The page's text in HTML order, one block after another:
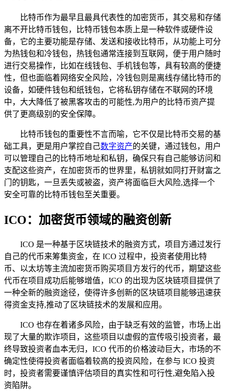
比特币作为最早且最具代表性的加密货币，其交易和存储
离不开比特币钱包，比特币钱包本质上是一种软件或硬件设
备，它的主要功能是存储、发送和接收比特币，从功能上可分
为热钱包和冷钱包，热钱包通常连接到互联网，便于用户随时
进行交易操作，比如在线钱包、手机钱包等，具有较高的便捷
性，但也面临着网络安全风险，冷钱包则是离线存储比特币的
设备，如硬件钱包和纸钱包，它将私钥存储在不联网的环境
中，大大降低了被黑客攻击的可能性,为用户的比特币资产提
供了更高级别的安全保障。
比特币钱包的重要性不言而喻，它不仅是比特币交易的基
础工具，更是用户掌控自己数字资产的关键，通过钱包，用户
可以管理自己的比特币地址和私钥，确保只有自己能够访问和
支配这些资产，在加密货币的世界里，私钥就如同打开财富之
门的钥匙，一旦丢失或被盗，资产将面临巨大风险,选择一个
安全可靠的比特币钱包至关重要。
ICO：加密货币领域的融资创新
ICO 是一种基于区块链技术的融资方式，项目方通过发行
自己的代币来筹集资金，在 ICO 过程中，投资者使用比特
币、以太坊等主流加密货币购买项目方发行的代币，期望这些
代币在项目成功后能够增值，ICO 的出现为区块链项目提供了
一种全新的融资途径，使得许多创新的区块链项目能够迅速获
得资金支持,推动了区块链技术的发展和应用。
ICO 也存在着诸多风险，由于缺乏有效的监管，市场上出
现了大量的欺诈项目，这些项目以虚假的宣传吸引投资者，最
终导致投资者血本无归，ICO 代币的价格波动巨大，市场的不
确定性使得投资者面临着较高的投资风险，在参与 ICO 投资
时，投资者需要谨慎评估项目的真实性和可行性,避免陷入投
资陷阱。